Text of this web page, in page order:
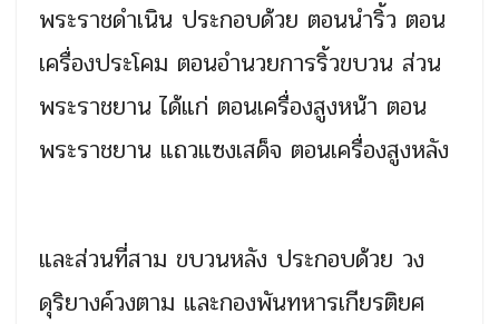
พระราชดำเนิน ประกอบด้วย ตอนนำริ้ว ตอน
เครื่องประโคม ตอนอำนวยการริ้วขบวน ส่วน
พระราชยาน ได้แก่ ตอนเครื่องสูงหน้า ตอน
พระราชยาน แถวแซงเสด็จ ตอนเครื่องสูงหลัง
และส่วนที่สาม ขบวนหลัง ประกอบด้วย วง
ดุริยางค์วงตาม และกองพันทหารเกียรติยศ